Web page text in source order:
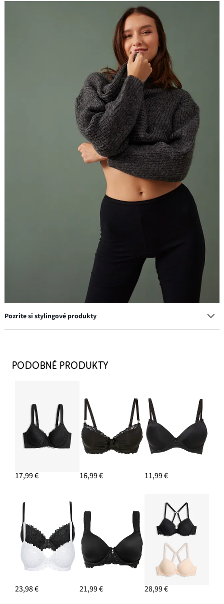
Pozrite si stylingové produkty
balení)
Prstene, 8 kusov, rôzne dizajny
11,99 €
Vrúbkovaný pulóver z mäkkého vlneného mixu
15,99 € -11%
PODOBNÉ PRODUKTY
17,99 € 16,99 € 11,99 €
23,98 € 21,99 € 28,99 €